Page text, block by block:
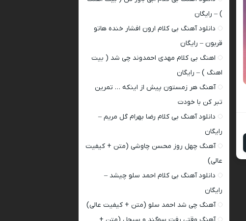
) – رایگان
دانلود آهنگ بی کلام ارون افشار خنده هاتو
قربون – رایگان
اهنگ بی کلام مهدی احمدوند چی شد ( بیت
اهنگ ) – رایگان
آهنگ هر زمستون پیش از اینکه … تمرین
تبر کن با خودت
دانلود آهنگ بی کلام رضا بهرام گل مریم –
رایگان
آهنگ چهل روز محسن چاوشی (متن + کیفیت
عالی)
دانلود آهنگ بی کلام احمد سلو چیشد –
رایگان
آهنگ چی شد احمد سلو (متن + کیفیت عالی)